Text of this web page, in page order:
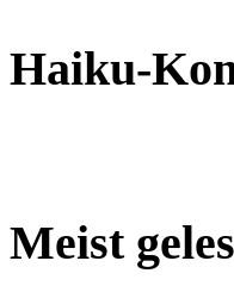
Haiku-
Meist